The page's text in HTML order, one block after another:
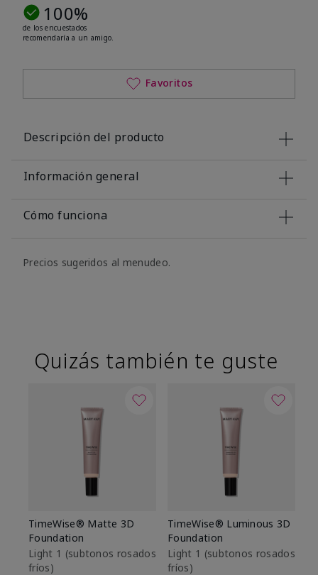
100%
de los encuestados
recomendaría a un amigo.
Favoritos
Descripción del producto
Información general
Cómo funciona
Precios sugeridos al menudeo.
Quizás también te guste
TimeWise® Matte 3D
Foundation
Light 1​ (subtonos rosados
fríos)
TimeWise® Luminous 3D
Foundation
Light 1​ (subtonos rosados
fríos)